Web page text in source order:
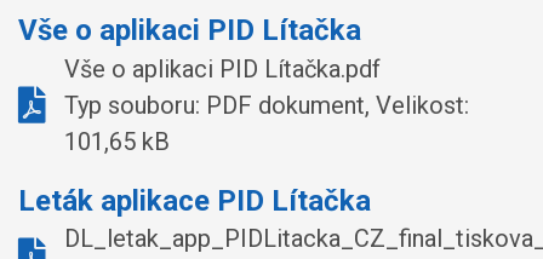
Vše o aplikaci PID Lítačka
Vše o aplikaci PID Lítačka.pdf
Typ souboru: PDF dokument, Velikost:
101,65 kB
Leták aplikace PID Lítačka